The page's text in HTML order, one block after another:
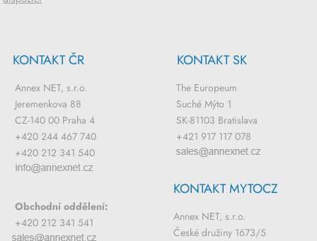
KONTAKT ČR
Annex NET, s.r.o.
Jeremenkova 88
CZ-140 00 Praha 4
+420 244 467 740
+420 212 341 540
Obchodní oddělení:
+420 212 341 541
KONTAKT SK
The Europeum
Suché Mýto 1
SK-81103 Bratislava
+421 917 117 078
KONTAKT MYTOCZ
Annex NET, s.r.o.
České družiny 1673/5